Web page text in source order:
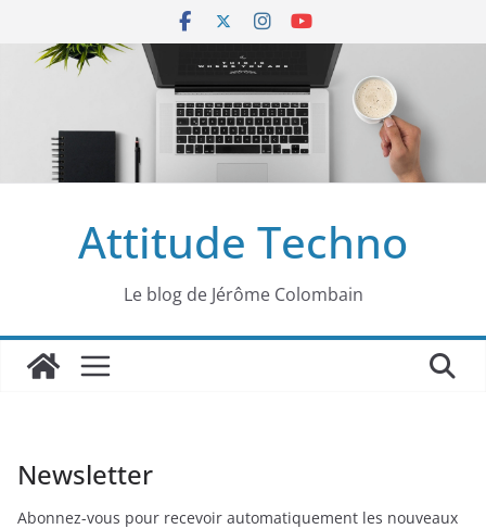
contenu
Attitude Techno
Le blog de Jérôme Colombain
Newsletter
Abonnez-vous pour recevoir automatiquement les nouveaux